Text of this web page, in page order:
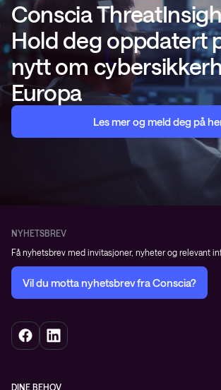
Conscia
Hold deg oppdatert
nytt om
Europa
Les mer og meld deg på
NYHETSBREV
Få nyhetsbrev med invitasjoner, nyheter og relevant
Vil du motta nyhetsbrev fra Conscia?
DINE BEHOV